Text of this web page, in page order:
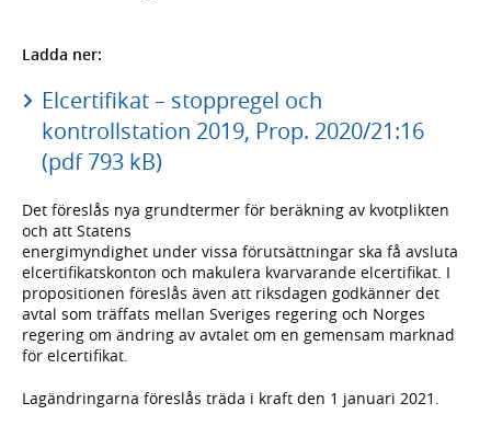
Ladda ner:
Elcertifikat – stoppregel och
kontrollstation 2019, Prop. 2020/21:16
(pdf 793 kB)
Det föreslås nya grundtermer för beräkning av kvotplikten
och att Statens
energimyndighet under vissa förutsättningar ska få avsluta
elcertifikatskonton och makulera kvarvarande elcertifikat. I
propositionen föreslås även att riksdagen godkänner det
avtal som träffats mellan Sveriges regering och Norges
regering om ändring av avtalet om en gemensam marknad
för elcertifikat.
Lagändringarna föreslås träda i kraft den 1 januari 2021.